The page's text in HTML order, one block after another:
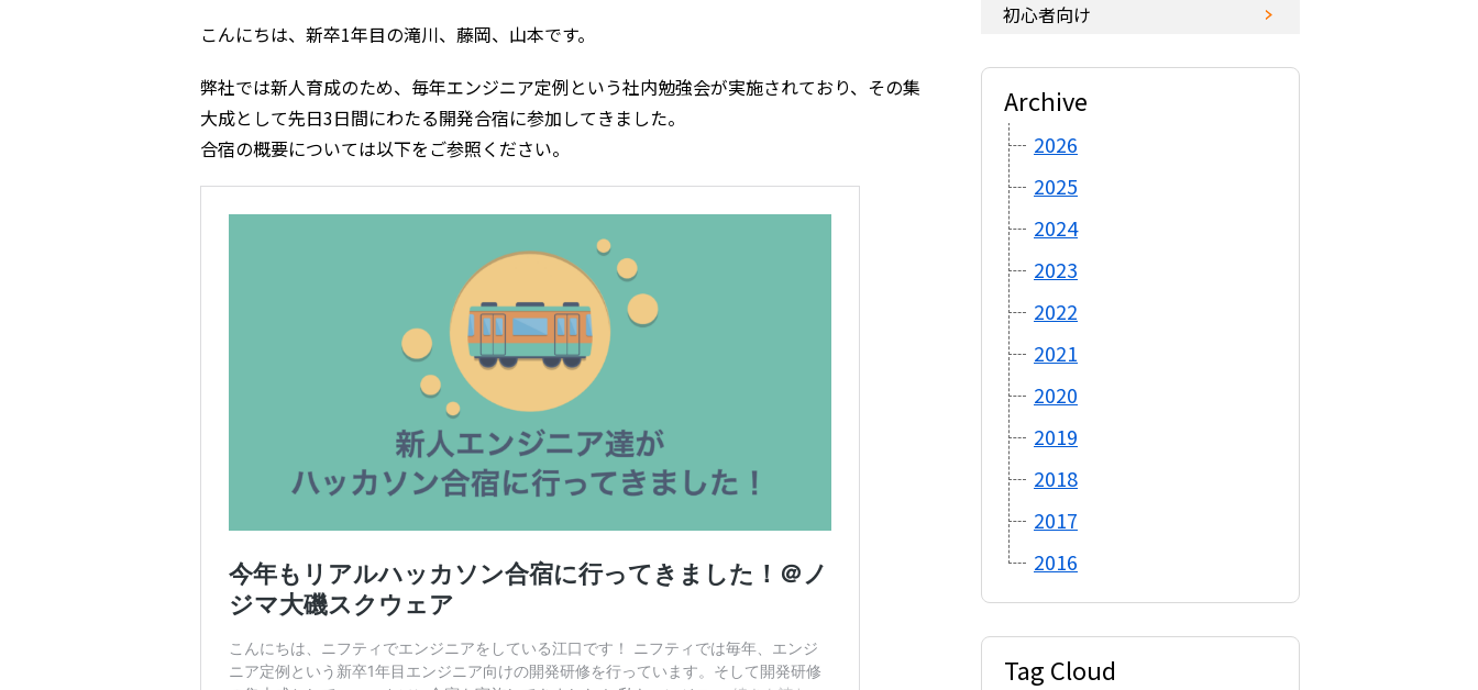
こんにちは、新卒1年目の滝川、藤岡、山本です。
弊社では新人育成のため、毎年エンジニア定例という社内勉強会が実施されており、その集
大成として先日3日間にわたる開発合宿に参加してきました。
合宿の概要については以下をご参照ください。
初心者向け
Archive
2026
2025
2024
2023
2022
2021
2020
2019
2018
2017
2016
Tag Cloud